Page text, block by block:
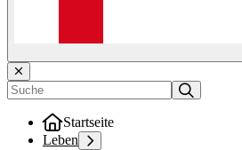
Startseite
Leben